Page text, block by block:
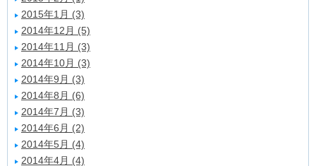
2015年1月 (3)
2014年12月 (5)
2014年11月 (3)
2014年10月 (3)
2014年9月 (3)
2014年8月 (6)
2014年7月 (3)
2014年6月 (2)
2014年5月 (4)
2014年4月 (4)